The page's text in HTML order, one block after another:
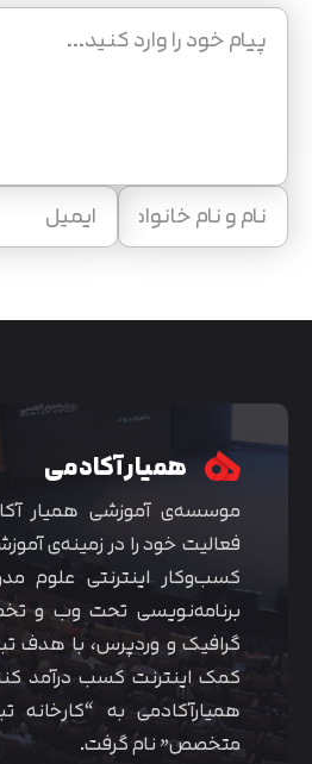
همیار آکادمی
فعالیت خود را در زمینه‌ی
کسب‌و‌کار اینترنتی علوم
برنامه‌نویسی تحت وب و
گرافیک و وردپرس، با هدف
کمک اینترنت کسب درآمد
همیارآکادمی به “کارخانه
متخصص” نام گرفت.